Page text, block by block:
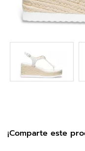
¡Comparte este